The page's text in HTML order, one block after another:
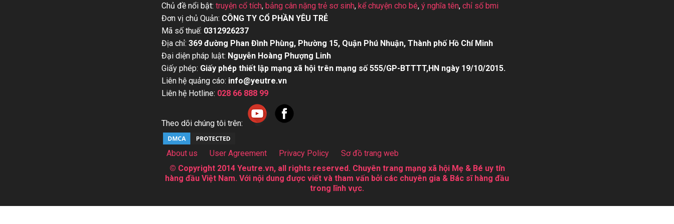
Chủ đề nổi bật: truyện cổ tích, bảng cân nặng trẻ sơ sinh, kể chuyện cho bé, ý nghĩa tên, chỉ số bmi
Đơn vị chủ Quản: CÔNG TY CỔ PHẦN YÊU TRẺ
Mã số thuế: 0312926237
Địa chỉ: 369 đường Phan Đình Phùng, Phường 15, Quận Phú Nhuận, Thành phố Hồ Chí Minh
Đại diện pháp luật: Nguyễn Hoàng Phượng Linh
Giấy phép: Giấy phép thiết lập mạng xã hội trên mạng số 555/GP-BTTTT,HN ngày 19/10/2015.
Liên hệ quảng cáo: info@yeutre.vn
Liên hệ Hotline: 028 66 888 99
Theo dõi chúng tôi trên:
About us User Agreement Privacy Policy
Sơ đồ trang web
© Copyright 2014 Yeutre.vn, all rights reserved. Chuyên trang mạng xã hội Mẹ & Bé uy tín
hàng đầu Việt Nam. Với nội dung được viết và tham vấn bởi các chuyên gia & Bác sĩ hàng đầu
trong lĩnh vực.